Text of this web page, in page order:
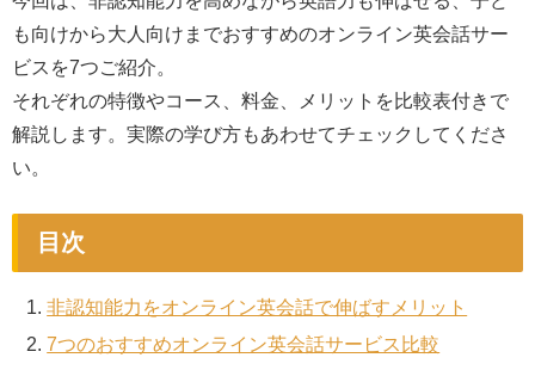
も向けから大人向けまでおすすめのオンライン英会話サー
ビスを7つご紹介。
それぞれの特徴やコース、料金、メリットを比較表付きで
解説します。実際の学び方もあわせてチェックしてくださ
い。
目次
非認知能力をオンライン英会話で伸ばすメリット
7つのおすすめオンライン英会話サービス比較